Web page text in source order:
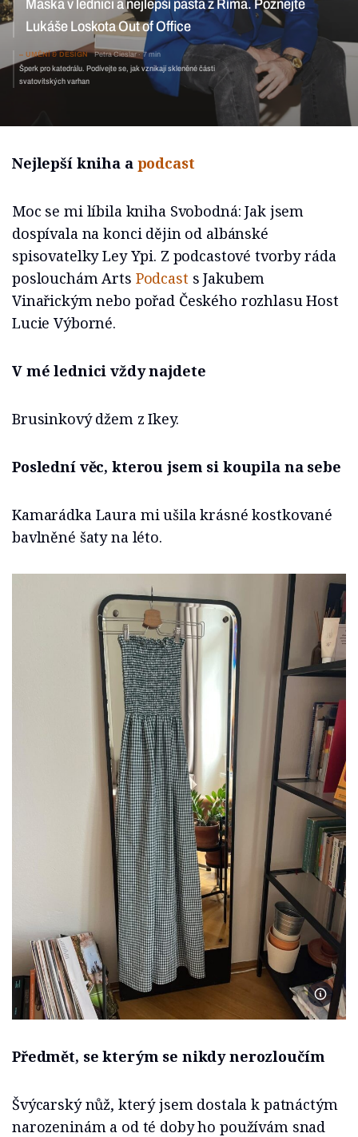
Maska v lednici a nejlepší pasta z Říma. Poznejte
Lukáše Loskota Out of Office
UMĚNÍ & DESIGN Petra Cieslar 7 min
Šperk pro katedrálu. Podívejte se, jak vznikají skleněné části
svatovítských varhan
Nejlepší kniha a podcast
Moc se mi líbila kniha Svobodná: Jak jsem
dospívala na konci dějin od albánské
spisovatelky Ley Ypi. Z podcastové tvorby ráda
poslouchám Arts Podcasts Jakubem
Vinařickým nebo pořad Českého rozhlasu Host
Lucie Výborné.
V mé lednici vždy najdete
Brusinkový džem z Ikey.
Poslední věc, kterou jsem si koupila na sebe
Kamarádka Laura mi ušila krásné kostkované
bavlněné šaty na léto.
Foto
Předmět, se kterým se nikdy nerozloučím
Švýcarský nůž, který jsem dostala k patnáctým
narozeninám a od té doby ho používám snad